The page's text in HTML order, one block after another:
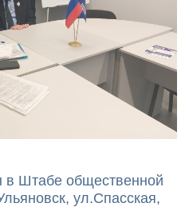
Штабе общественной
ул.Спасская,